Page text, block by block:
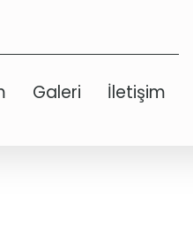
Galeri İletişim